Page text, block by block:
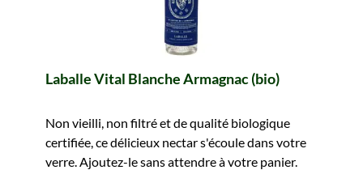
Laballe Vital Blanche Armagnac (bio)
Non vieilli, non filtré et de qualité biologique
certifiée, ce délicieux nectar s'écoule dans votre
verre. Ajoutez-le sans attendre à votre panier.